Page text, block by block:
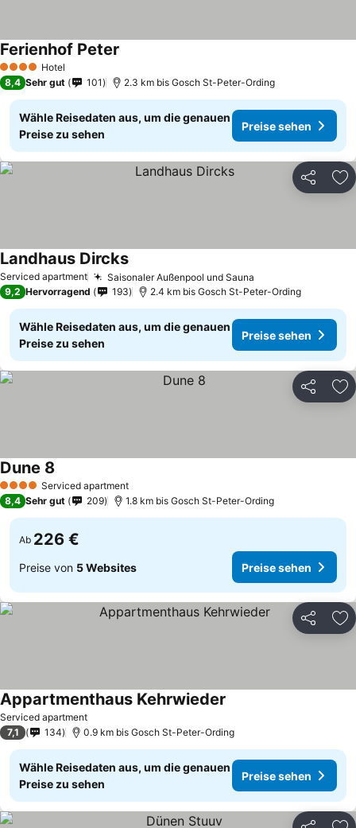
4 Sterne Hotel
Ferienhof Peter
8,4 Sehr gut 101 2.3 km bis Gosch St-Peter-Ording
Wähle Reisedaten aus, um die genauen
Preise zu sehen
Preise sehen
Teilen
Serviced apartment Saisonaler Außenpool und Sauna
Landhaus DircksPreise sehen
9,2 Hervorragend 193 2.4 km bis Gosch St-Peter-Ording
Wähle Reisedaten aus, um die genauen
Preise zu sehen
Preise sehen
Teilen
4 Sterne Serviced apartment
Dune 8
8,4 Sehr gut 209 1.8 km bis Gosch St-Peter-Ording
Ab 226 €
Preise von 5 Websites Preise sehen
Teilen
Serviced apartment
Appartmenthaus Kehrwieder
7,1 134 0.9 km bis Gosch St-Peter-Ording
Wähle Reisedaten aus, um die genauen
Preise zu sehen
Preise sehen